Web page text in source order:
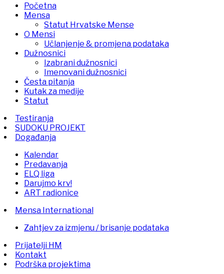
Početna
Mensa
Statut Hrvatske Mense
O Mensi
Učlanjenje & promjena podataka
Dužnosnici
Izabrani dužnosnici
Imenovani dužnosnici
Česta pitanja
Kutak za medije
Statut
Testiranja
SUDOKU PROJEKT
Događanja
Kalendar
Predavanja
ELQ liga
Darujmo krv!
ART radionice
Mensa International
Zahtjev za izmjenu / brisanje podataka
Prijatelji HM
Kontakt
Podrška projektima